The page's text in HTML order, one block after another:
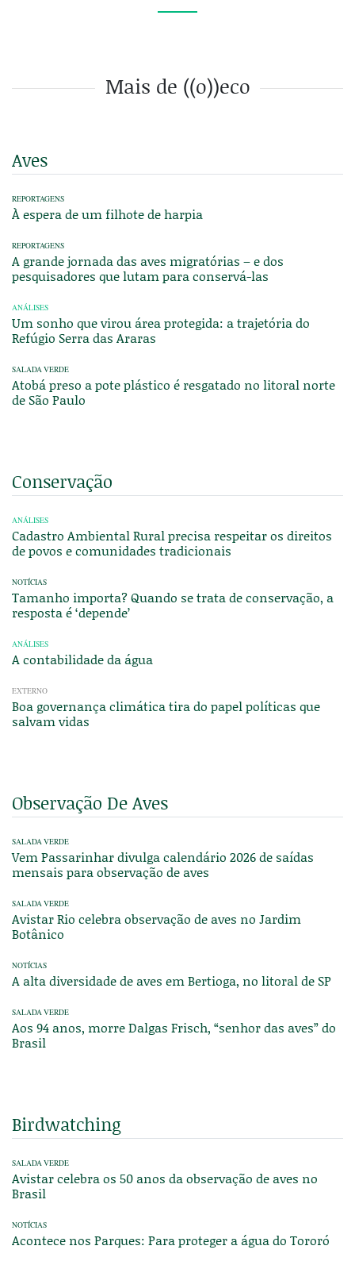
Mais de ((o))eco
Aves
REPORTAGENS
À espera de um filhote de harpia
REPORTAGENS
A grande jornada das aves migratórias – e dos
pesquisadores que lutam para conservá-las
ANÁLISES
Um sonho que virou área protegida: a trajetória do
Refúgio Serra das Araras
SALADA VERDE
Atobá preso a pote plástico é resgatado no litoral norte
de São Paulo
Conservação
ANÁLISES
Cadastro Ambiental Rural precisa respeitar os direitos
de povos e comunidades tradicionais
NOTÍCIAS
Tamanho importa? Quando se trata de conservação, a
resposta é ‘depende’
ANÁLISES
A contabilidade da água
EXTERNO
Boa governança climática tira do papel políticas que
salvam vidas
Observação De Aves
SALADA VERDE
Vem Passarinhar divulga calendário 2026 de saídas
mensais para observação de aves
SALADA VERDE
Avistar Rio celebra observação de aves no Jardim
Botânico
NOTÍCIAS
A alta diversidade de aves em Bertioga, no litoral de SP
SALADA VERDE
Aos 94 anos, morre Dalgas Frisch, “senhor das aves” do
Brasil
Birdwatching
SALADA VERDE
Avistar celebra os 50 anos da observação de aves no
Brasil
NOTÍCIAS
Acontece nos Parques: Para proteger a água do Tororó